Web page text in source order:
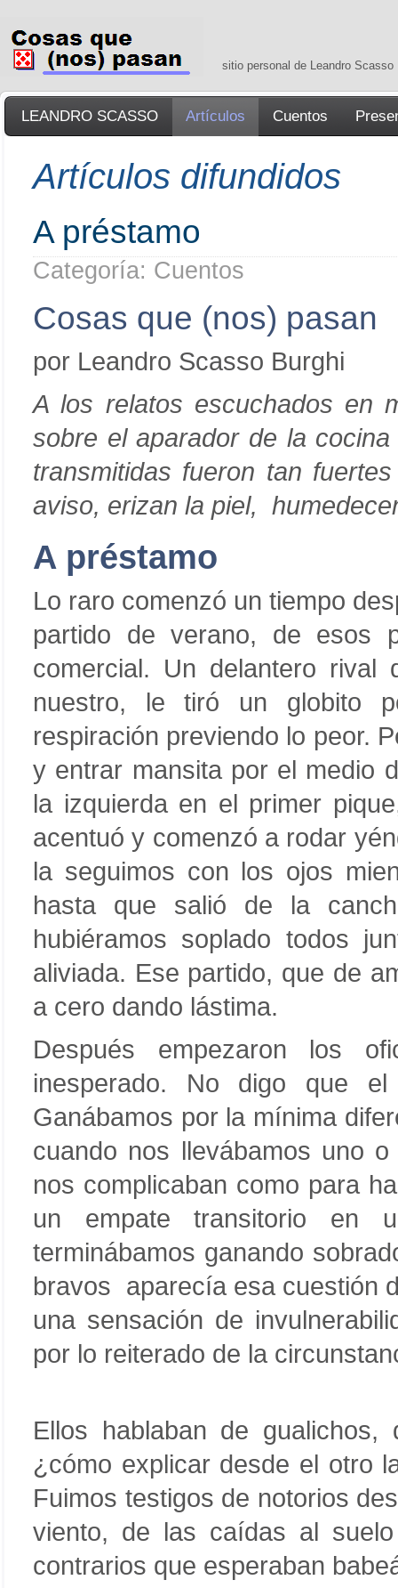
sitio personal de Leandro
LEANDRO SCASSO Artículos Cuentos
Artículos difundidos
A préstamo
Categoría: Cuentos
Cosas que (nos) pasan
por Leandro Scasso Burghi
A los relatos escuchados en
sobre el aparador de la
transmitidas fueron tan
aviso, erizan la piel,
A préstamo
Lo raro comenzó un tiempo
partido de verano, de esos
comercial. Un delantero
nuestro, le tiró un globito
respiración previendo lo peor.
y entrar mansita por el medio
la izquierda en el primer
acentuó y comenzó a rodar
la seguimos con los ojos
hasta que salió de la
hubiéramos soplado todos
aliviada. Ese partido, que de
a cero dando lástima.
Después empezaron los
inesperado. No digo que
Ganábamos por la mínima
cuando nos llevábamos uno
nos complicaban como para
un empate transitorio en
terminábamos ganando
bravos aparecía esa cuestión
una sensación de
por lo reiterado de la
Ellos hablaban de
¿cómo explicar desde el otro
Fuimos testigos de notorios
viento, de las caídas al
contrarios que esperaban